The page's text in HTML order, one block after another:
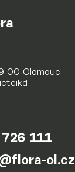
00 Olomouc
111
ol.cz